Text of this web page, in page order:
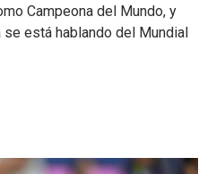
Campeona del Mundo, y
está hablando del Mundial